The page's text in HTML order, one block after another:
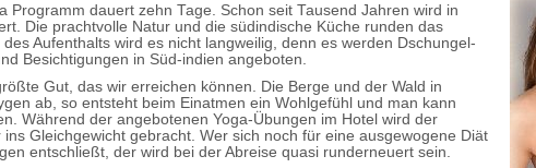
Programm dauert zehn Tage. Schon seit Tausend Jahren wird in
Die prachtvolle Natur und die südindische Küche runden das
Aufenthalts wird es nicht langweilig, denn es werden Dschungel-
Besichtigungen in Süd-indien angeboten.
Gut, das wir erreichen können. Die Berge und der Wald in
ab, so entsteht beim Einatmen ein Wohlgefühl und man kann
Während der angebotenen Yoga-Übungen im Hotel wird der
Gleichgewicht gebracht. Wer sich noch für eine ausgewogene Diät
entschließt, der wird bei der Abreise quasi runderneuert sein.